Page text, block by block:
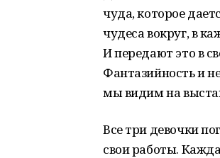
чуда, которое
чудеса вокруг, в
И передают это в
Фантазийность и
мы видим на
Все три девочки
свои работы.